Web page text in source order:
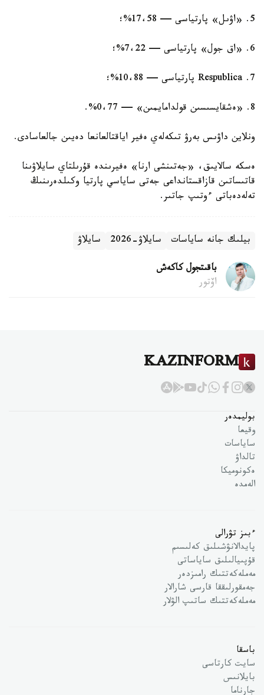
5. «اۋىل» پارتياسى — 17،58%؛
6. «اق جول» پارتياسى — 7،22%؛
7. Respublica پارتياسى — 10،88%؛
8. «ەشقايسىسىن قولدامايمىن» — 0،77%.
ونلاين داۋىس بەرۋ تىكەلەي ەفير اياقتالعانعا دەيىن جالعاسادى.
ەسكە سالايىق، «جەتىنشى ارنا» ەفيرىندە قۇرىلتاي سايلاۋىنا
قاتىساتىن قازاقستانداعى جەتى ساياسي پارتيا وكىلدەرىنىڭ
تەلەدەباتى ءوتىپ جاتىر.
بيلىك جانە ساياسات سايلاۋ-2026 سايلاۋ
باقىتجول كاكەش
اۆتور
KAZINFORM
بوليمدەر
وقيعا
ساياسات
تالداۋ
ەكونوميكا
الەمدە
ءبىز تۋرالى
پايدالانۋشىلىق كەلىسىم
قۇپىيالىلىق ساياساتى
مەملەكەتتىك رامىزدەر
جەمقورلىققا قارسى شارالار
مەملەكەتتىك ساتىپ الۋلار
باسقا
سايت كارتاسى
بايلانىس
جارناما